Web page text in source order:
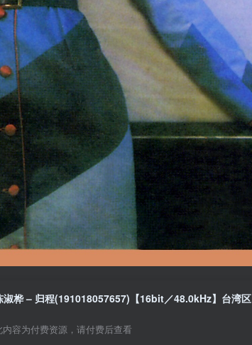
淑桦 – 归程(191018057657)【16bit／48.0kHz】台湾区
内容为付费资源，请付费后查看